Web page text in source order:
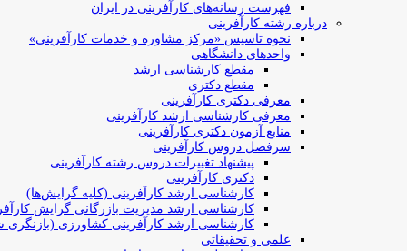
فهرست رسانه‌های کارآفرینی در ایران
درباره رشته کارآفرینی
نحوه تاسیس «مرکز مشاوره و خدمات کارآفرینی»
واحدهای دانشگاهی
مقطع کارشناسی ارشد
مقطع دکتری
معرفی دکتری کارآفرینی
معرفی کارشناسی ارشد کارآفرینی
منابع آزمون دکتری کارآفرینی
سرفصل دروس کارآفرینی
پیشنهاد تغییرات دروس رشته کارآفرینی
دکتری کارآفرینی
کارشناسی ارشد کارآفرینی (کلیه گرایش‌ها)
کارشناسی ارشد مدیریت بازرگانی گرایش
کارشناسی ارشد کارآفرینی کشاورزی (بازنگری
علمی و تحقیقاتی